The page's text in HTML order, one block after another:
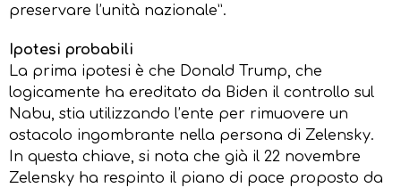
preservare l’unità nazionale”.
Ipotesi probabili
La prima ipotesi è che Donald Trump, che
logicamente ha ereditato da Biden il controllo sul
Nabu, stia utilizzando l’ente per rimuovere un
ostacolo ingombrante nella persona di Zelensky.
In questa chiave, si nota che già il 22 novembre
Zelensky ha respinto il piano di pace proposto da